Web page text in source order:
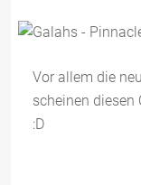
Vor allem die
scheinen diesen
:D